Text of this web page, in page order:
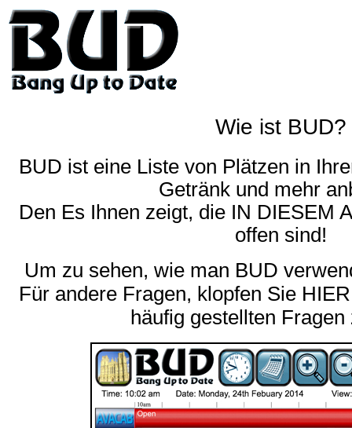
Wie ist BUD?
BUD ist eine Liste von Plätzen in
Getränk und mehr
Den Es Ihnen zeigt, die IN DIESEM
offen sind!
Um zu sehen, wie man BUD
Für andere Fragen, klopfen Sie
häufig gestellten Fragen